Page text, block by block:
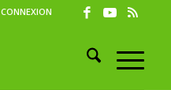
CONNEXION